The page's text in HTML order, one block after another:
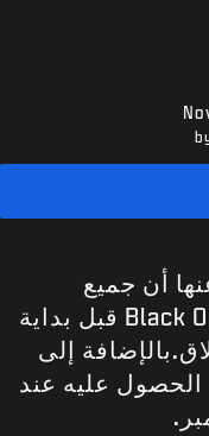
أن جميع
الخرائط الـ 19 ستصل إلى Black Ops 7 قبل بداية
إلى
عليه عند